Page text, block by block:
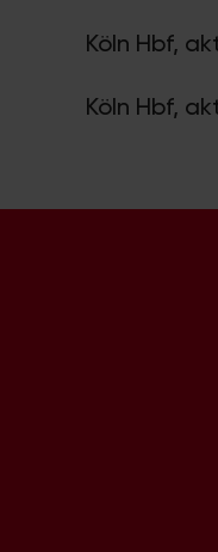
Köln Hbf,
Köln Hbf,